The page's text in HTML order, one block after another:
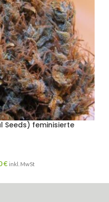
Seeds) feminisierte
€ inkl. MwSt